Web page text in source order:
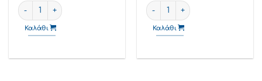
was:
2.90€.
Πατάτες Baby δίχτυ τιμη κιλου ποσότητα
Καλάθι
Πατάτες Νευροκοπίου χύμα
Καλάθι